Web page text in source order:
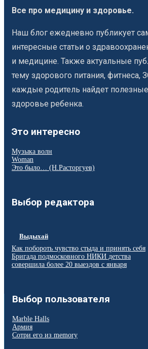
Все про медицину и здоровье.
Наш блог ежедневно публикует
интересные статьи о
и медицине. Также актуальные
тему здорового питания, фитнеса,
каждые родитель найдет
здоровье ребенка.
Это интересно
Музыка волн
Woman
Это было… (Н.Расторгуев)
Выбор редактора
Выдыхай
Как побороть чувство стыда и принять себя
Бригада подмосковного НИКИ детства
совершила более 20 выездов с января
Выбор пользователя
Marble Halls
Армия
Сотри его из memory